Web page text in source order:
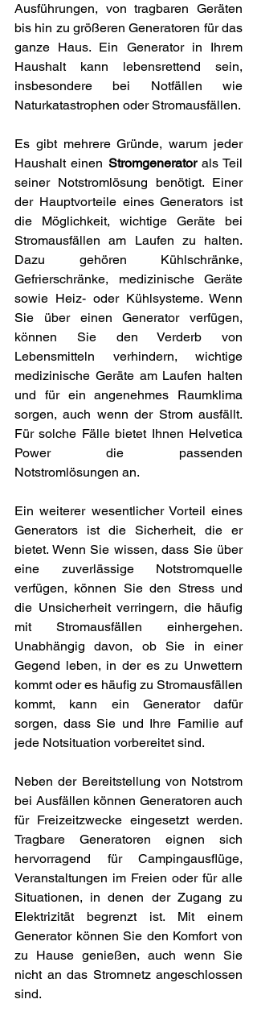
Ausführungen, von tragbaren Geräten
bis hin zu größeren Generatoren für das
ganze Haus. Ein Generator in Ihrem
Haushalt kann lebensrettend sein,
insbesondere bei Notfällen wie
Naturkatastrophen oder Stromausfällen.
Es gibt mehrere Gründe, warum jeder
Haushalt einen Stromgenerator als Teil
seiner Notstromlösung benötigt. Einer
der Hauptvorteile eines Generators ist
die Möglichkeit, wichtige Geräte bei
Stromausfällen am Laufen zu halten.
Dazu gehören Kühlschränke,
Gefrierschränke, medizinische Geräte
sowie Heiz- oder Kühlsysteme. Wenn
Sie über einen Generator verfügen,
können Sie den Verderb von
Lebensmitteln verhindern, wichtige
medizinische Geräte am Laufen halten
und für ein angenehmes Raumklima
sorgen, auch wenn der Strom ausfällt.
Für solche Fälle bietet Ihnen Helvetica
Power die passenden
Notstromlösungen an.
Ein weiterer wesentlicher Vorteil eines
Generators ist die Sicherheit, die er
bietet. Wenn Sie wissen, dass Sie über
eine zuverlässige Notstromquelle
verfügen, können Sie den Stress und
die Unsicherheit verringern, die häufig
mit Stromausfällen einhergehen.
Unabhängig davon, ob Sie in einer
Gegend leben, in der es zu Unwettern
kommt oder es häufig zu Stromausfällen
kommt, kann ein Generator dafür
sorgen, dass Sie und Ihre Familie auf
jede Notsituation vorbereitet sind.
Neben der Bereitstellung von Notstrom
bei Ausfällen können Generatoren auch
für Freizeitzwecke eingesetzt werden.
Tragbare Generatoren eignen sich
hervorragend für Campingausflüge,
Veranstaltungen im Freien oder für alle
Situationen, in denen der Zugang zu
Elektrizität begrenzt ist. Mit einem
Generator können Sie den Komfort von
zu Hause genießen, auch wenn Sie
nicht an das Stromnetz angeschlossen
sind.